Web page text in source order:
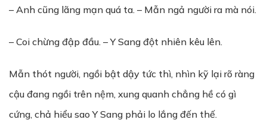
– Anh cũng lãng mạn quá ta. – Mẫn ngả người ra mà nói.
– Coi chừng đập đầu. – Y Sang đột nhiên kêu lên.
Mẫn thót người, ngồi bật dậy tức thì, nhìn kỹ lại rõ ràng
cậu đang ngồi trên nệm, xung quanh chẳng hề có gì
cứng, chả hiểu sao Y Sang phải lo lắng đến thế.